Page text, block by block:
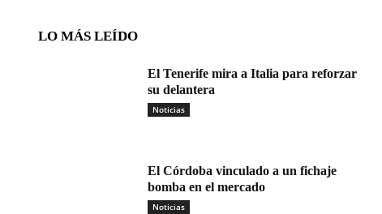
LO MÁS LEÍDO
El Tenerife mira a Italia para reforzar
su delantera
Noticias
El Córdoba vinculado a un fichaje
bomba en el mercado
Noticias